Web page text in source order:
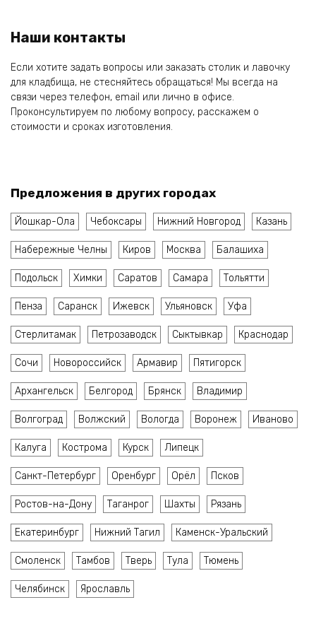
Наши контакты
Если хотите задать вопросы или заказать столик и лавочку
для кладбища, не стесняйтесь обращаться! Мы всегда на
связи через телефон, email или лично в офисе.
Проконсультируем по любому вопросу, расскажем о
стоимости и сроках изготовления.
Предложения в других городах
Йошкар-Ола Чебоксары Нижний Новгород Казань
Набережные Челны Киров Москва Балашиха
Подольск Химки Саратов Самара Тольятти
Пенза Саранск Ижевск Ульяновск Уфа
Стерлитамак Петрозаводск Сыктывкар Краснодар
Сочи Новороссийск Армавир Пятигорск
Архангельск Белгород Брянск Владимир
Волгоград Волжский Вологда Воронеж Иваново
Калуга Кострома Курск Липецк
Санкт-Петербург Оренбург Орёл Псков
Ростов-на-Дону Таганрог Шахты Рязань
Екатеринбург Нижний Тагил Каменск-Уральский
Смоленск Тамбов Тверь Тула Тюмень
Челябинск Ярославль